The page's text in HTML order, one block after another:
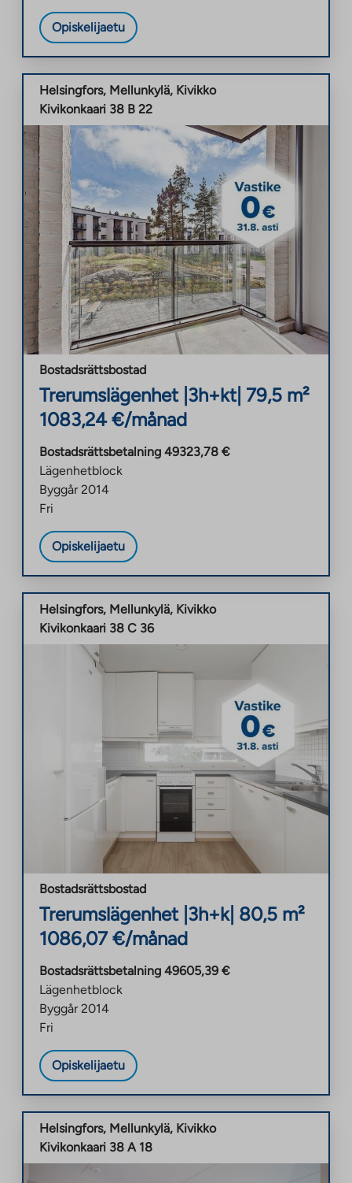
Opiskelijaetu
Helsingfors, Mellunkylä, Kivikko
Kivikonkaari 38 B 22
Bostadsrättsbostad
Trerumslägenhet| 3h+kt| 79,5 m²
1083,24 €/månad
Bostadsrättsbetalning 49323,78 €
Lägenhetblock
Byggår 2014
Fri
Opiskelijaetu
Helsingfors, Mellunkylä, Kivikko
Kivikonkaari 38 C 36
Bostadsrättsbostad
Trerumslägenhet| 3h+k| 80,5 m²
1086,07 €/månad
Bostadsrättsbetalning 49605,39 €
Lägenhetblock
Byggår 2014
Fri
Opiskelijaetu
Helsingfors, Mellunkylä, Kivikko
Kivikonkaari 38 A 18